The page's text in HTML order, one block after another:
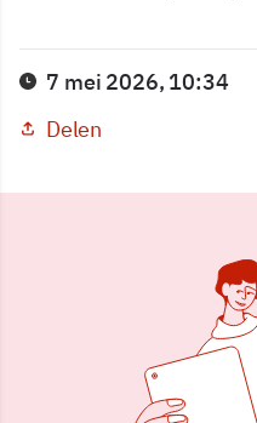
7 mei 2026, 10:34
Delen